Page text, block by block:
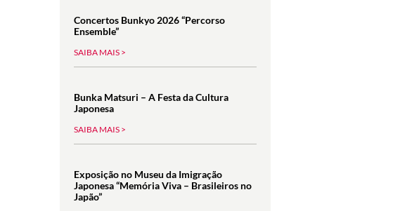
Concertos Bunkyo 2026 “Percorso
Ensemble”
SAIBA MAIS >
Bunka Matsuri – A Festa da Cultura
Japonesa
SAIBA MAIS >
Exposição no Museu da Imigração
Japonesa “Memória Viva – Brasileiros no
Japão”